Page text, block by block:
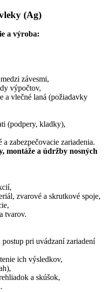
(Ag)
a výroba:
závesmi,
výpočtov,
a vlečné laná (požiadavky
(podpery, kladky),
zabezpečovacie zariadenia.
montáže a údržby nosných
zvarové a skrutkové spoje,
tvarov.
postup pri uvádzaní zariadení
ich výsledkov,
a skúšok,